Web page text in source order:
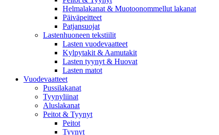
Helmalakanat & Muotoonommellut lakanat
Päiväpeitteet
Patjansuojat
Lastenhuoneen tekstiilit
Lasten vuodevaatteet
Kylpytakit & Aamutakit
Lasten tyynyt & Huovat
Lasten matot
Vuodevaatteet
Pussilakanat
Tyynyliinat
Aluslakanat
Peitot & Tyynyt
Peitot
Tyynyt